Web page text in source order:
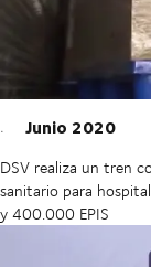
Junio 2020
DSV realiza un tren
sanitario para
y 400.000 EPIS